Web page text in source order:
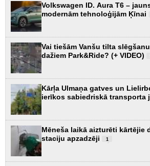
Volkswagen ID. Aura T6 –
modernām tehnoloģijām Ķīnai
Vai tiešām Vanšu tilta
dažiem Park&Ride? (+ VIDEO)
Kārļa Ulmaņa gatves un
ierīkos sabiedriskā transporta
Mēneša laikā aizturēti kārtējie
staciju apzadzēji
1